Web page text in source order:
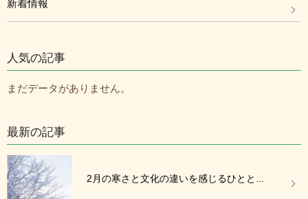
新着情報
人気の記事
まだデータがありません。
最新の記事
2月の寒さと文化の違いを感じるひとと...